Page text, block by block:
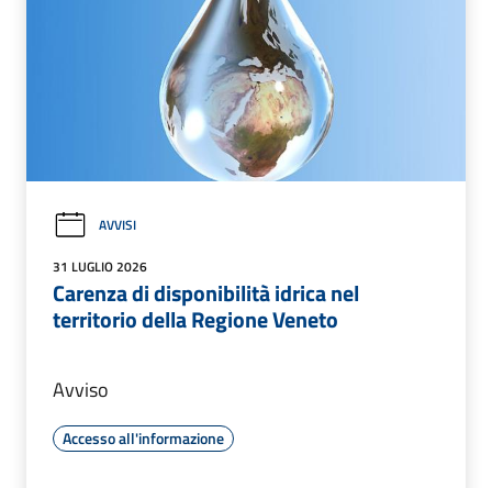
AVVISI
31 LUGLIO 2026
Carenza di disponibilità idrica nel
territorio della Regione Veneto
Avviso
Accesso all'informazione